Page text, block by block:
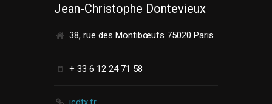
Jean-Christophe Dontevieux
38, rue des Montibœufs 75020 Paris
+ 33 6 12 24 71 58